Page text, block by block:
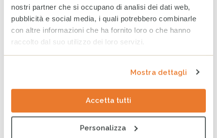
nostri partner che si occupano di analisi dei dati web,
pubblicità e social media, i quali potrebbero combinarle
con altre informazioni che ha fornito loro o che hanno
raccolto dal suo utilizzo dei loro servizi.
Mostra dettagli
Accetta tutti
Personalizza
24 GIUGNO 2026
Bilancio CESVI 2025. Il bene
fatto per bene.
CESVI presenta a Roma la
regionale sul
maltrattamento e la cura
all’infanzia in Italia